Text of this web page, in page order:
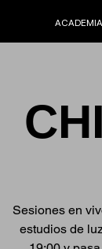
ACADEMIA
Sesiones en
estudios de